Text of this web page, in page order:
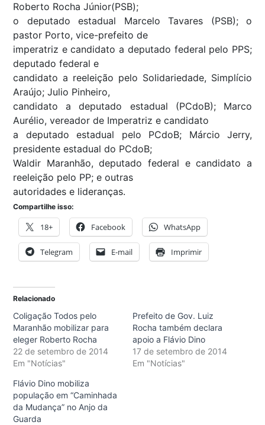
Roberto Rocha Júnior(PSB);
o deputado estadual Marcelo Tavares (PSB); o
pastor Porto, vice-prefeito de
imperatriz e candidato a deputado federal pelo PPS;
deputado federal e
candidato a reeleição pelo Solidariedade, Simplício
Araújo; Julio Pinheiro,
candidato a deputado estadual (PCdoB); Marco
Aurélio, vereador de Imperatriz e candidato
a deputado estadual pelo PCdoB; Márcio Jerry,
presidente estadual do PCdoB;
Waldir Maranhão, deputado federal e candidato a
reeleição pelo PP; e outras
autoridades e lideranças.
Compartilhe isso:
18+ Facebook WhatsApp
Telegram E-mail Imprimir
Relacionado
Coligação Todos pelo
Maranhão mobilizar para
eleger Roberto Rocha
22 de setembro de 2014
Em "Notícias"
Prefeito de Gov. Luiz
Rocha também declara
apoio a Flávio Dino
17 de setembro de 2014
Em "Notícias"
Flávio Dino mobiliza
população em “Caminhada
da Mudança” no Anjo da
Guarda